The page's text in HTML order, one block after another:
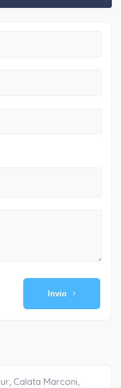
Invio
Calata Marconi,